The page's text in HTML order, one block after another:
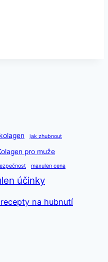
jak zhubnout
pro muže
maxulen cena
účinky
na hubnutí